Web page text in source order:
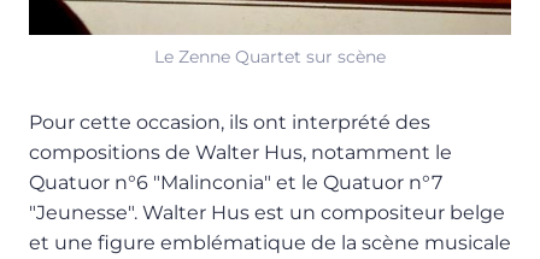
Le Zenne Quartet sur scène
Pour cette occasion, ils ont interprété des
compositions de Walter Hus, notamment le
Quatuor n°6 "Malinconia" et le Quatuor n°7
"Jeunesse". Walter Hus est un compositeur belge
et une figure emblématique de la scène musicale